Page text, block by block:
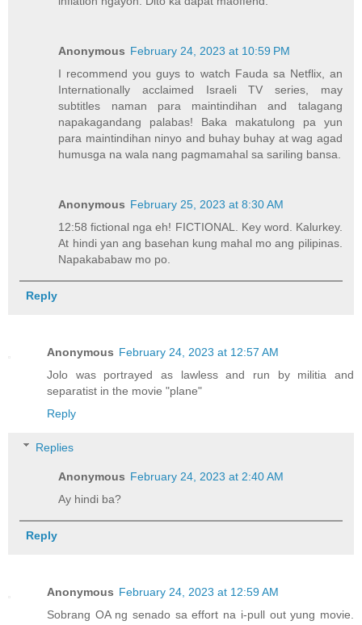
Anonymous February 24, 2023 at 10:59 PM
I recommend you guys to watch Fauda sa Netflix, an
Internationally acclaimed Israeli TV series, may
subtitles naman para maintindihan and talagang
napakagandang palabas! Baka makatulong pa yun
para maintindihan ninyo and buhay buhay at wag agad
humusga na wala nang pagmamahal sa sariling bansa.
Anonymous February 25, 2023 at 8:30 AM
12:58 fictional nga eh! FICTIONAL. Key word. Kalurkey.
At hindi yan ang basehan kung mahal mo ang pilipinas.
Napakababaw mo po.
Reply
Anonymous February 24, 2023 at 12:57 AM
Jolo was portrayed as lawless and run by militia and
separatist in the movie "plane"
Reply
Replies
Anonymous February 24, 2023 at 2:40 AM
Ay hindi ba?
Reply
Anonymous February 24, 2023 at 12:59 AM
Sobrang OA ng senado sa effort na i-pull out yung movie.